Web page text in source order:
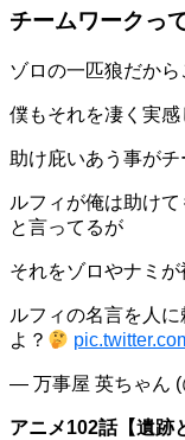
チームワークっ
ゾロの一匹狼だか
僕もそれを凄く実
助け庇いあう事が
ルフィが俺は助け
と言ってるが
それをゾロやナミが
ルフィの名言を人
よ？
— 万事屋 英ちゃん
アニメ102話【遺跡